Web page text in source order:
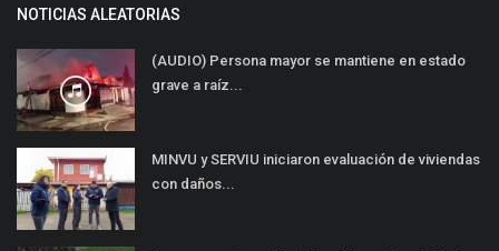
NOTICIAS ALEATORIAS
(AUDIO) Persona mayor se mantiene en estado
grave a raíz...
MINVU y SERVIU iniciaron evaluación de viviendas
con daños...